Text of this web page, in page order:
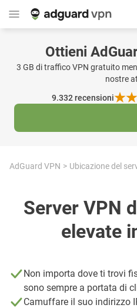
Ottieni
3 GB di traffico VPN gratuito
nostre
9.332recensioni
AdGuard VPN Ubicazione del
Server VPN
elevate
Non importa dove ti trovi
sono sempre a portata di
Camuffare il suo indirizzo